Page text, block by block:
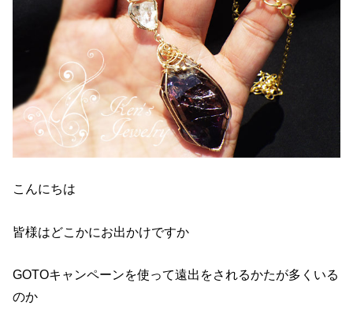
こんにちは
皆様はどこかにお出かけですか
GOTOキャンペーンを使って遠出をされるかたが多くいる
のか